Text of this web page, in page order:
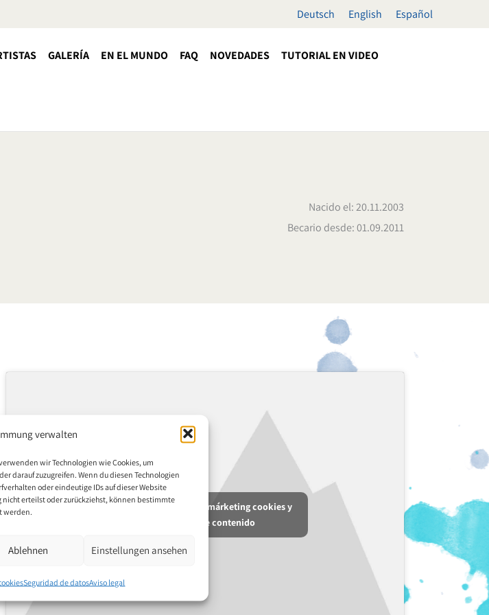
verwalten
wir Technologien wie Cookies, um
darauf zuzugreifen. Wenn du diesen Technologien
oder eindeutige IDs auf dieser Website
erteilst oder zurückziehst, können bestimmte
werden.
Ablehnen Einstellungen ansehen
Seguridad de datosAviso legal
Deutsch English Español
GALERÍA EN EL MUNDO FAQ NOVEDADES TUTORIAL EN VIDEO
Nacido el: 20.11.2003
Becario desde: 01.09.2011
Haz clic para aceptar márketing cookies y
habilitar este contenido